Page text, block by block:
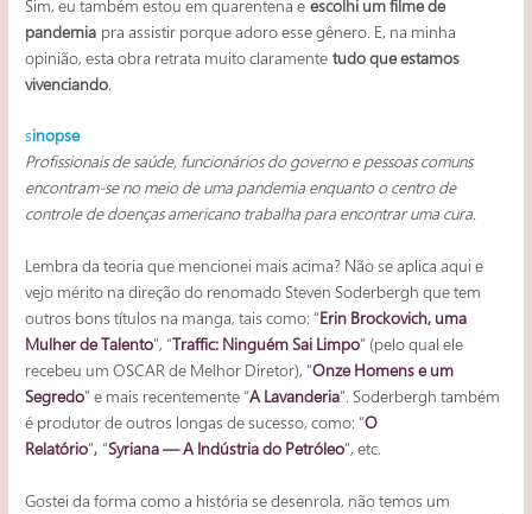
Sim, eu também estou em quarentena eescolhi um filme de
pandemia pra assistir porque adoro esse gênero. E, na minha
opinião, esta obra retrata muito claramentetudo que estamos
vivenciando.
sinopse
Profissionais de saúde, funcionários do governo e pessoas comuns
encontram-se no meio de uma pandemia enquanto o centro de
controle de doenças americano trabalha para encontrar uma cura.
Lembra da teoria que mencionei mais acima? Não se aplica aqui e
vejo mérito na direção do renomado Steven Soderbergh que tem
outros bons títulos na manga, tais como: “Erin Brockovich, uma
Mulher de Talento”, “Traffic: Ninguém Sai Limpo” (pelo qual ele
recebeu um OSCAR de Melhor Diretor), “Onze Homens e um
Segredo” e mais recentemente “A Lavanderia”. Soderbergh também
é produtor de outros longas de sucesso, como: “O
Relatório”, “Syriana — A Indústria do Petróleo”, etc.
Gostei da forma como a história se desenrola, não temos um